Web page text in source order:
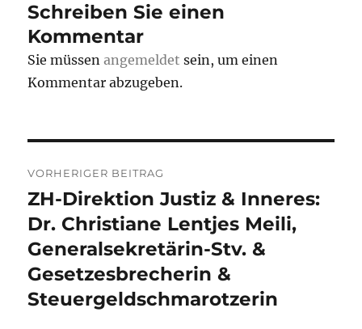
Schreiben Sie einen
Kommentar
Sie müssenangemeldet sein, um einen
Kommentar abzugeben.
Navigation
VORHERIGER BEITRAG
Vorheriger
Beitrag:
ZH-Direktion Justiz & Inneres:
Dr. Christiane Lentjes Meili,
Generalsekretärin-Stv. &
Gesetzesbrecherin &
Steuergeldschmarotzerin